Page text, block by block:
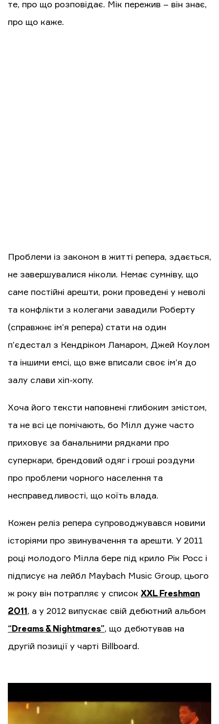
те, про що розповідає. Мік пережив – він знає,
про що каже.
Проблеми із законом в житті репера, здається,
не завершувалися ніколи. Немає сумніву, що
саме постійні арешти, роки проведені у неволі
та конфлікти з колегами завадили Роберту
(справжнє ім’я репера) стати на один
п’єдестал з Кендріком Ламаром, Джей Коулом
та іншими емсі, що вже вписали своє ім’я до
залу слави хіп-хопу.
Хоча його тексти наповнені глибоким змістом,
та не всі це помічають, бо Мілл дуже часто
приховує за банальними рядками про
суперкари, брендовий одяг і гроші роздуми
про проблеми чорного населення та
несправедливості, що коїть влада.
Кожен реліз репера супроводжувався новими
історіями про звинувачення та арешти. У 2011
році молодого Мілла бере під крило Рік Росс і
підписує на лейбл Maybach Music Group, цього
ж року він потрапляє у список XXL Freshman
2011 , а у 2012 випускає свій дебютний альбом
“Dreams & Nightmares”, що дебютував на
другій позиції у чарті Billboard.